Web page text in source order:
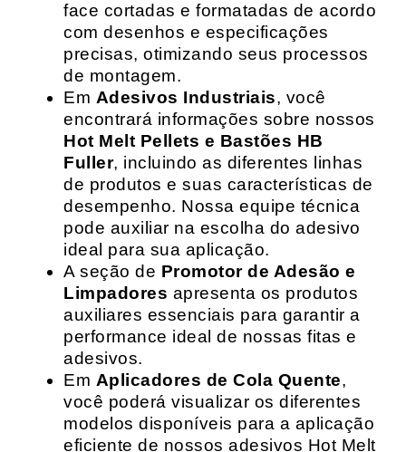
face cortadas e formatadas de acordo
com desenhos e especificações
precisas, otimizando seus processos
de montagem.
Em Adesivos Industriais, você
encontrará informações sobre nossos
Hot Melt Pellets e Bastões HB
Fuller, incluindo as diferentes linhas
de produtos e suas características de
desempenho. Nossa equipe técnica
pode auxiliar na escolha do adesivo
ideal para sua aplicação.
A seção de Promotor de Adesão e
Limpadores apresenta os produtos
auxiliares essenciais para garantir a
performance ideal de nossas fitas e
adesivos.
Em Aplicadores de Cola Quente,
você poderá visualizar os diferentes
modelos disponíveis para a aplicação
eficiente de nossos adesivos Hot Melt